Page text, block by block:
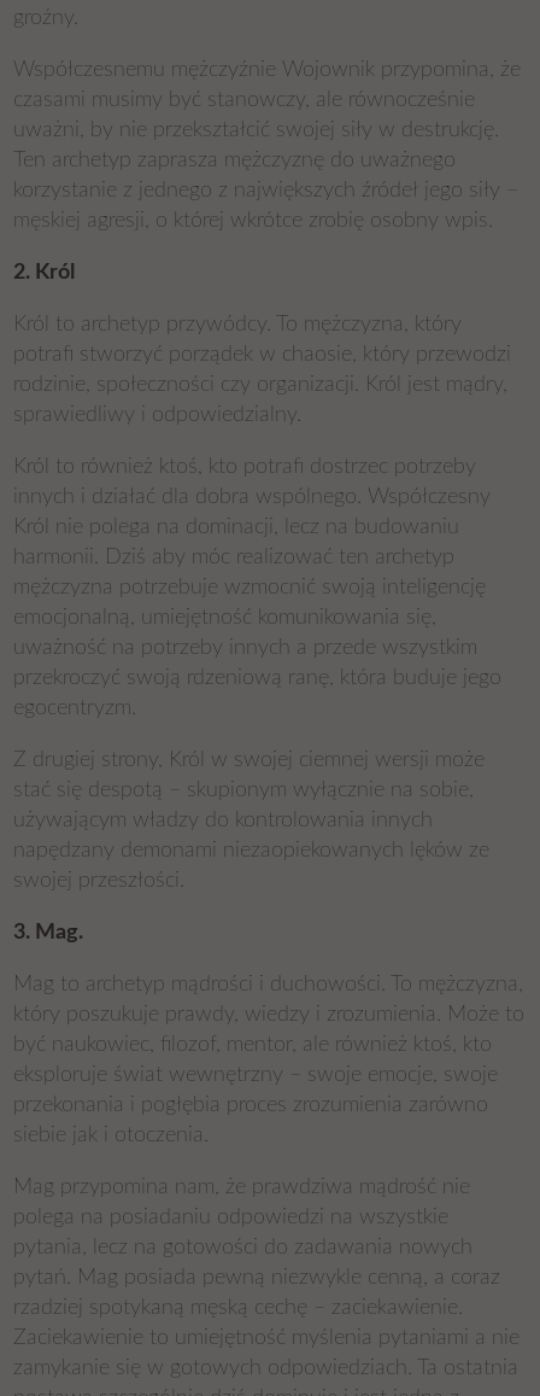
groźny.
Współczesnemu mężczyźnie Wojownik przypomina, że
czasami musimy być stanowczy, ale równocześnie
uważni, by nie przekształcić swojej siły w destrukcję.
Ten archetyp zaprasza mężczyznę do uważnego
korzystanie z jednego z największych źródeł jego siły –
męskiej agresji, o której wkrótce zrobię osobny wpis.
2. Król
Król to archetyp przywódcy. To mężczyzna, który
potrafi stworzyć porządek w chaosie, który przewodzi
rodzinie, społeczności czy organizacji. Król jest mądry,
sprawiedliwy i odpowiedzialny.
Król to również ktoś, kto potrafi dostrzec potrzeby
innych i działać dla dobra wspólnego. Współczesny
Król nie polega na dominacji, lecz na budowaniu
harmonii. Dziś aby móc realizować ten archetyp
mężczyzna potrzebuje wzmocnić swoją inteligencję
emocjonalną, umiejętność komunikowania się,
uważność na potrzeby innych a przede wszystkim
przekroczyć swoją rdzeniową ranę, która buduje jego
egocentryzm.
Z drugiej strony, Król w swojej ciemnej wersji może
stać się despotą – skupionym wyłącznie na sobie,
używającym władzy do kontrolowania innych
napędzany demonami niezaopiekowanych lęków ze
swojej przeszłości.
3. Mag.
Mag to archetyp mądrości i duchowości. To mężczyzna,
który poszukuje prawdy, wiedzy i zrozumienia. Może to
być naukowiec, filozof, mentor, ale również ktoś, kto
eksploruje świat wewnętrzny – swoje emocje, swoje
przekonania i pogłębia proces zrozumienia zarówno
siebie jak i otoczenia.
Mag przypomina nam, że prawdziwa mądrość nie
polega na posiadaniu odpowiedzi na wszystkie
pytania, lecz na gotowości do zadawania nowych
pytań. Mag posiada pewną niezwykle cenną, a coraz
rzadziej spotykaną męską cechę – zaciekawienie.
Zaciekawienie to umiejętność myślenia pytaniami a nie
zamykanie się w gotowych odpowiedziach. Ta ostatnia